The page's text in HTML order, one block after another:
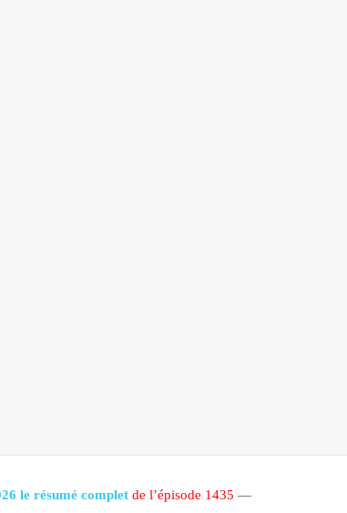
le résumé complet de l’épisode 1435 —